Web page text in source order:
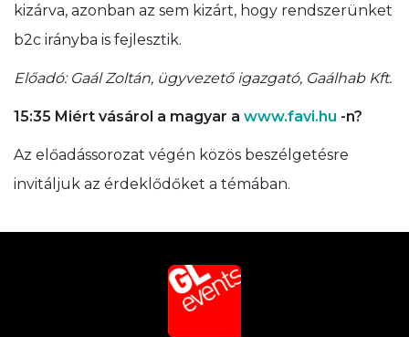
kizárva, azonban az sem kizárt, hogy rendszerünket
b2c irányba is fejlesztik.
Előadó: Gaál Zoltán, ügyvezető igazgató, Gaálhab Kft.
15:35 Miért vásárol a magyar a www.favi.hu -n?
Az előadássorozat végén közös beszélgetésre
invitáljuk az érdeklődőket a témában.